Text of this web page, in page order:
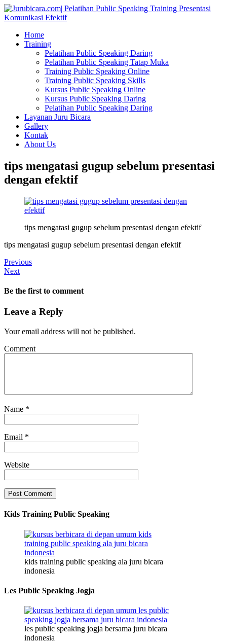
Home
Training
Pelatihan Public Speaking Daring
Pelatihan Public Speaking Tatap Muka
Training Public Speaking Online
Training Public Speaking Skills
Kursus Public Speaking Online
Kursus Public Speaking Daring
Pelatihan Public Speaking Daring
Layanan Juru Bicara
Gallery
Kontak
About Us
tips mengatasi gugup sebelum presentasi
dengan efektif
tips mengatasi gugup sebelum presentasi dengan efektif
tips mengatasi gugup sebelum presentasi dengan efektif
Previous
Next
Be the first to comment
Leave a Reply
Your email address will not be published.
Comment
Name *
Email *
Website
Kids Training Public Speaking
kids training public speaking ala juru bicara
indonesia
Les Public Speaking Jogja
les public speaking jogja bersama juru bicara
indonesia